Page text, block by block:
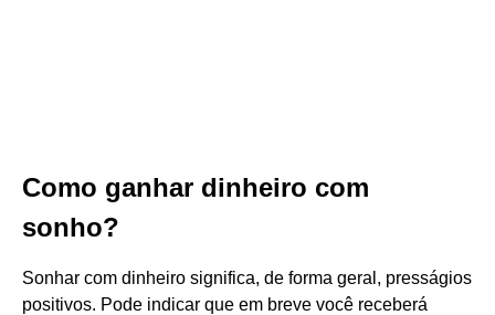
Como ganhar dinheiro com
sonho?
Sonhar com dinheiro significa, de forma geral, presságios
positivos. Pode indicar que em breve você receberá